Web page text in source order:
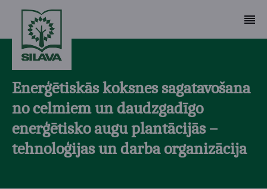
Enerģētiskās koksnes sagatavošana
no celmiem un daudzgadīgo
enerģētisko augu plantācijās –
tehnoloģijas un darba organizācija